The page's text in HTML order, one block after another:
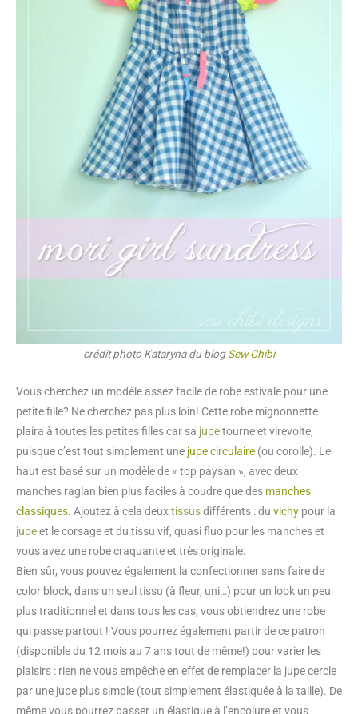
crédit photo Kataryna du blogSew Chibi
Vous cherchez un modèle assez facile de robe estivale pour une
petite fille? Ne cherchez pas plus loin! Cette robe mignonnette
plaira à toutes les petites filles car sa jupetourne et virevolte,
puisque c’est tout simplement une jupe circulaire (ou corolle). Le
haut est basé sur un modèle de « top paysan », avec deux
manches raglan bien plus faciles à coudre que des manches
classiques. Ajoutez à cela deuxtissusdifférents : du vichy pour la
jupeet le corsage et du tissu vif, quasi fluo pour les manches et
vous avez une robe craquante et très originale.
Bien sûr, vous pouvez également la confectionner sans faire de
color block, dans un seul tissu (à fleur, uni…) pour un look un peu
plus traditionnel et dans tous les cas, vous obtiendrez une robe
qui passe partout ! Vous pourrez également partir de ce patron
(disponible du 12 mois au 7 ans tout de même!) pour varier les
plaisirs : rien ne vous empêche en effet de remplacer la jupe cercle
par une jupe plus simple (tout simplement élastiquée à la taille). De
même vous pourrez passer un élastique à l’encolure et vous